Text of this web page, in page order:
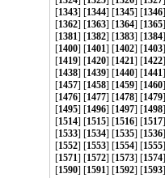
[1343] [1344] [1345] [1346
[1362] [1363] [1364] [1365
[1381] [1382] [1383] [1384
[1400] [1401] [1402] [1403
[1419] [1420] [1421] [1422
[1438] [1439] [1440] [1441
[1457] [1458] [1459] [1460
[1476] [1477] [1478] [1479
[1495] [1496] [1497] [1498
[1514] [1515] [1516] [1517
[1533] [1534] [1535] [1536
[1552] [1553] [1554] [1555
[1571] [1572] [1573] [1574
[1590] [1591] [1592] [1593